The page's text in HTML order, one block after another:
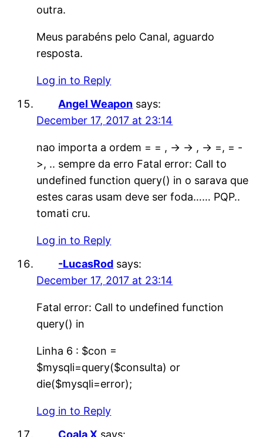
outra.
Meus parabéns pelo Canal, aguardo
resposta.
Log in to Reply
Angel Weapon says:
December 17, 2017 at 23:14
nao importa a ordem = = , -> -> , -> =, = -
>, .. sempre da erro Fatal error: Call to
undefined function query() in o sarava que
estes caras usam deve ser foda…… PQP..
tomati cru.
Log in to Reply
-LucasRod says:
December 17, 2017 at 23:14
Fatal error: Call to undefined function
query() in
Linha 6 : $con =
$mysqli=query($consulta) or
die($mysqli=error);
Log in to Reply
Coala X says: